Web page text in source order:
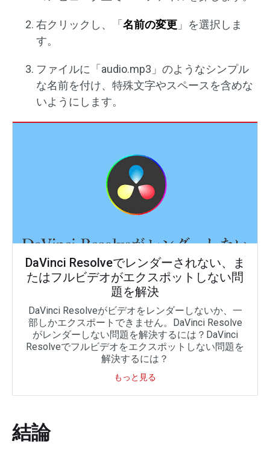
右クリックし、「 名前の変更 」を選択しま
す。
ファイルに「audio.mp3」のようなシンプル
な名前を付け、特殊文字やスペースを含めな
いようにします。
DaVinci Resolveでレンダーされない、ま
たはフルビデオがエクスポットしない問
題を解決
DaVinci Resolveがビデオをレンダーしないか、一
部しかエクスポートできません。DaVinci Resolve
がレンダーしない問題を解決するには？DaVinci
Resolveでフルビデオをエクスポットしない問題を
解決するには？
もっと見る
結論